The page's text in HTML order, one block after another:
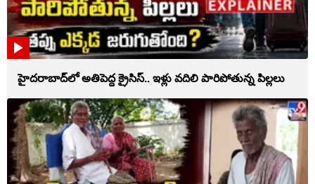
హైదరాబాద్‌లో అతిపెద్ద క్రైసిస్.. ఇళ్లు వదిలి పారిపోతున్న పిల్లలు